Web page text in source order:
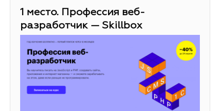
1 место. Профессия веб-
разработчик — Skillbox